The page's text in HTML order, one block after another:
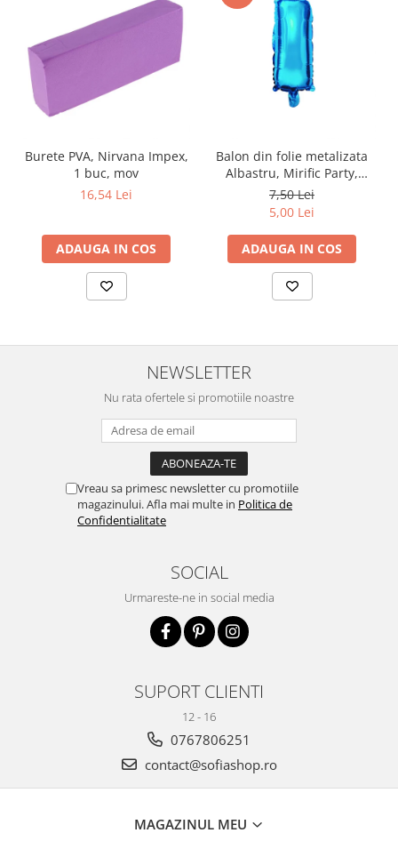
Burete PVA, Nirvana Impex,
1 buc, mov
16,54 Lei
ADAUGA IN COS
Balon din folie metalizata
Albastru, Mirific Party,
Litera I, 40 cm
7,50 Lei
5,00 Lei
ADAUGA IN COS
NEWSLETTER
Nu rata ofertele si promotiile noastre
Vreau sa primesc newsletter cu promotiile
magazinului. Afla mai multe in Politica de
Confidentialitate
SOCIAL
Urmareste-ne in social media
SUPORT CLIENTI
12 - 16
0767806251
contact@sofiashop.ro
MAGAZINUL MEU